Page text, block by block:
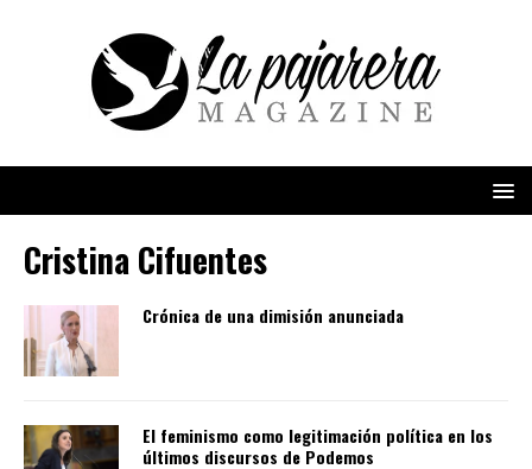
Cristina Cifuentes
Crónica de una dimisión anunciada
El feminismo como legitimación política en los
últimos discursos de Podemos